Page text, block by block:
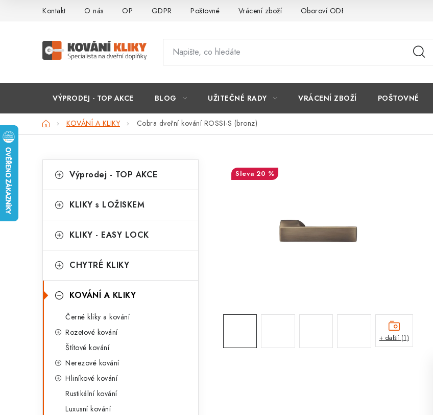
Kontakt O nás OP GDPR Poštovné Vrácení zboží Oboroví ODBORNÍCI
VÝPRODEJ - TOP AKCE BLOG UŽITEČNÉ RADY VRÁCENÍ ZBOŽÍ POŠTOVNÉ
DomůKOVÁNÍ A KLIKY Cobra dveřní kování ROSSI-S (bronz)
o
t
r
n
n
kategorie
a
e
o
i
e
Výprodej - TOP AKCE
KLIKY s LOŽISKEM
KLIKY - EASY LOCK
CHYTRÉ KLIKY
KOVÁNÍ A KLIKY
Černé kliky a kování
Rozetové kování
Štítové kování
Nerezové kování
Hliníkové kování
Rustikální kování
Luxusní kování
20 %
+ další (1)